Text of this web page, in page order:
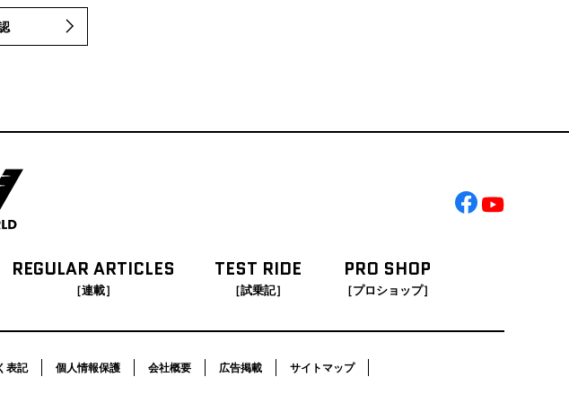
REGULAR ARTICLES
［連載］
TEST RIDE
［試乗記］
PRO SHOP
［プロショップ］
表記 個人情報保護 会社概要 広告掲載 サイトマップ